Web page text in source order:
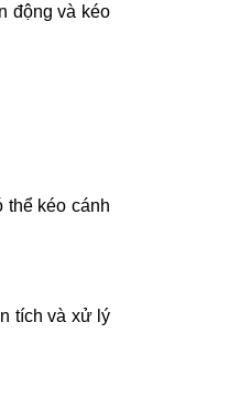
động và kéo
thể kéo cánh
tích và xử lý